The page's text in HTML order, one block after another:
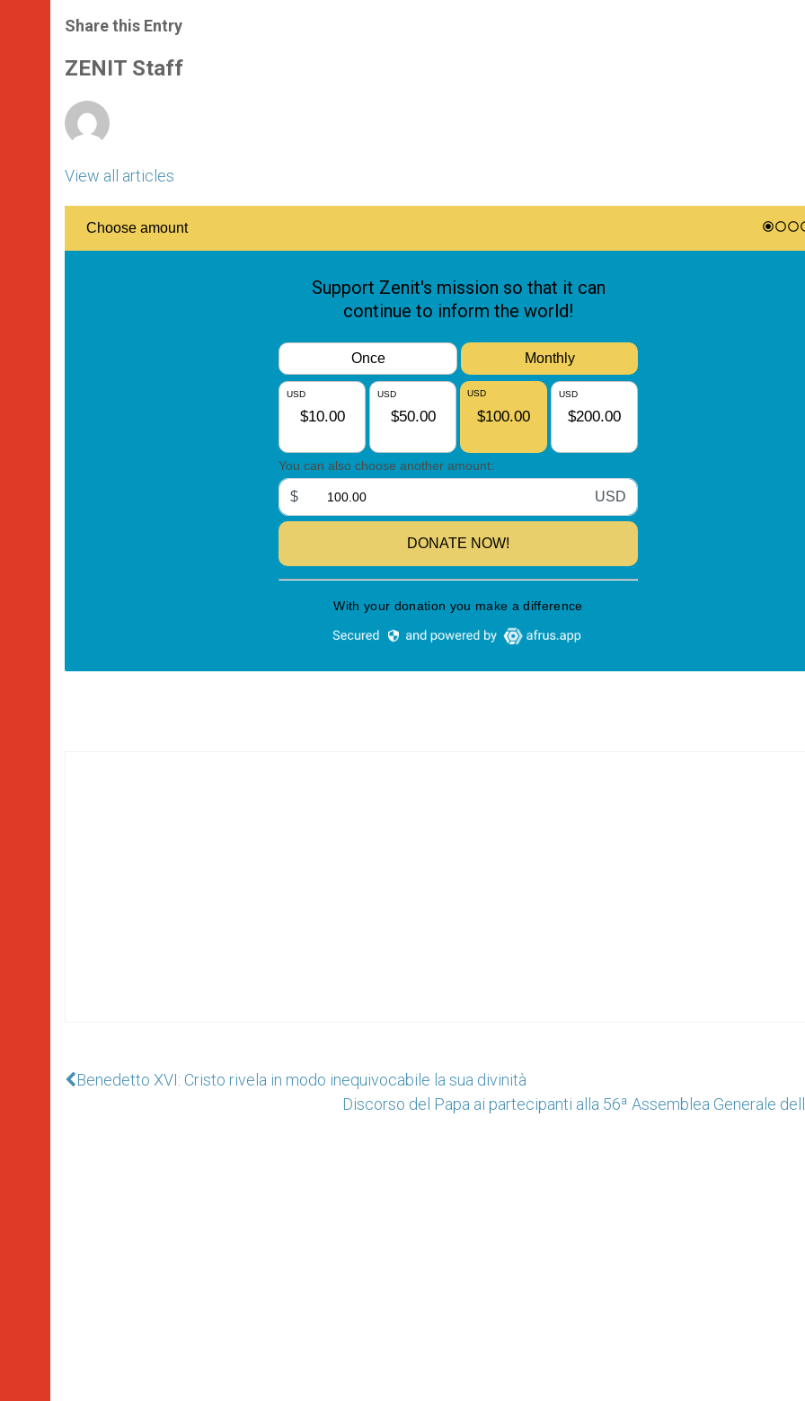
t
s
p
p
s
e
g
e
e
b
o
k
Share this Entry
ZENIT Staff
View all articles
Benedetto XVI: Cristo rivela in modo inequivocabile la sua divinità
Discorso del Papa ai partecipanti alla 56ª Assemblea Generale